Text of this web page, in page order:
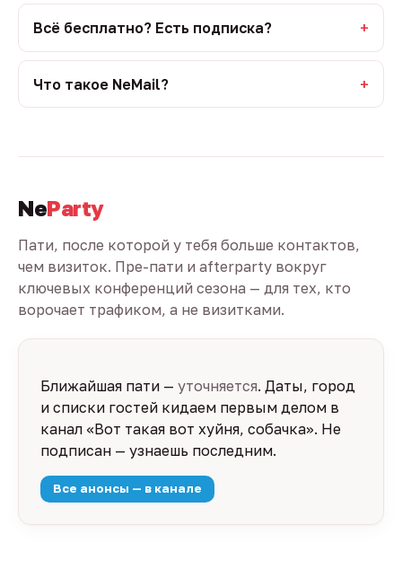
Всё бесплатно? Есть подписка?
Что такое NeMail?
NeParty
Пати, после которой у тебя больше контактов,
чем визиток. Пре-пати и afterparty вокруг
ключевых конференций сезона — для тех, кто
ворочает трафиком, а не визитками.
Ближайшая пати — уточняется. Даты, город
и списки гостей кидаем первым делом в
канал «Вот такая вот хуйня, собачка». Не
подписан — узнаешь последним.
Все анонсы — в канале